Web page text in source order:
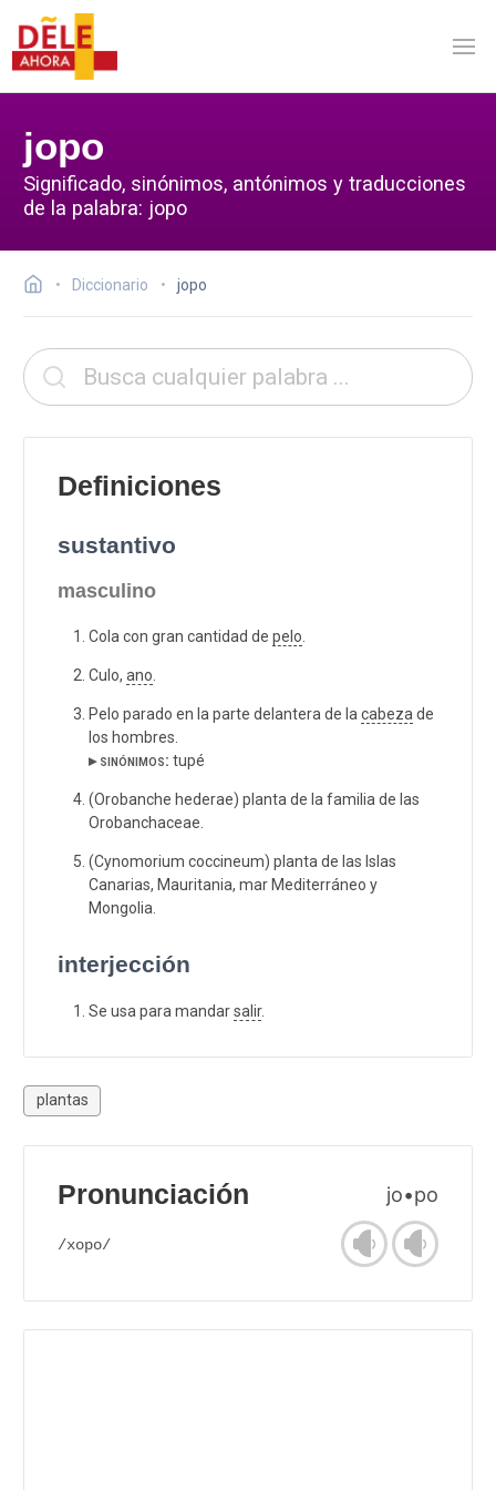
jopo
Significado, sinónimos, antónimos y traducciones
de la palabra: jopo
Diccionario jopo
Definiciones
sustantivo
masculino
Cola con gran cantidad de pelo
Culo, ano
Pelo parado en la parte delantera de la cabeza de
los hombres.
▸ sinónimos: tupé
(Orobanche hederae) planta de la familia de las
Orobanchaceae.
(Cynomorium coccineum) planta de las Islas
Canarias, Mauritania, mar Mediterráneo y
Mongolia.
interjección
Se usa para mandarsalir.
plantas
Pronunciación jo•po
/xopo/